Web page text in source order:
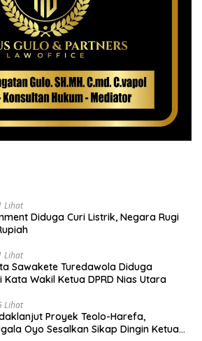
Lihat
Diduga Curi Listrik, Negara Rugi
Lihat
Sawakete Turedawola Diduga
Kata Wakil Ketua DPRD Nias Utara
Lihat
Proyek Teolo-Harefa,
Oyo Sesalkan Sikap Dingin Ketua